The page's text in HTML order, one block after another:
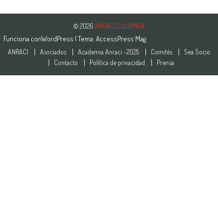
© 2026 ANRACI COLOMBIA
Funciona conWordPress | Tema: AccessPress Mag
ANRACI Asociados Academia Anraci -2025 Comités
Sea Socio
Contacto
Política de privacidad Prensa